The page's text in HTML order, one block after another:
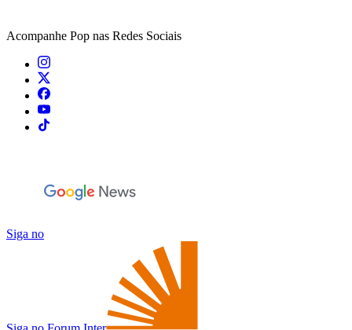
Acompanhe Pop nas Redes Sociais
Siga no